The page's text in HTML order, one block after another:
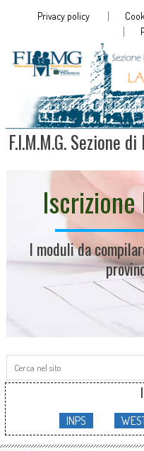
Privacy policy
F.I.M.M.G. Sezione
Iscrizione
I moduli da
INPS